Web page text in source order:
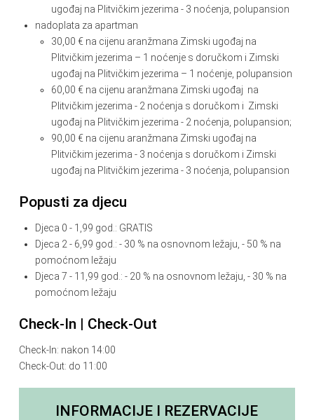
ugođaj na Plitvičkim jezerima - 3 noćenja, polupansion
nadoplata za apartman
30,00 € na cijenu aranžmana Zimski ugođaj na
Plitvičkim jezerima – 1 noćenje s doručkom i Zimski
ugođaj na Plitvičkim jezerima – 1 noćenje, polupansion
60,00 € na cijenu aranžmana Zimski ugođaj na
Plitvičkim jezerima - 2 noćenja s doručkom i Zimski
ugođaj na Plitvičkim jezerima - 2 noćenja, polupansion;
90,00 € na cijenu aranžmana Zimski ugođaj na
Plitvičkim jezerima - 3 noćenja s doručkom i Zimski
ugođaj na Plitvičkim jezerima - 3 noćenja, polupansion
Popusti za djecu
Djeca 0 - 1,99 god.: GRATIS
Djeca 2 - 6,99 god.: - 30 % na osnovnom ležaju, - 50 % na
pomoćnom ležaju
Djeca 7 - 11,99 god.: - 20 % na osnovnom ležaju, - 30 % na
pomoćnom ležaju
Check-In | Check-Out
Check-In: nakon 14:00
Check-Out: do 11:00
INFORMACIJE I REZERVACIJE